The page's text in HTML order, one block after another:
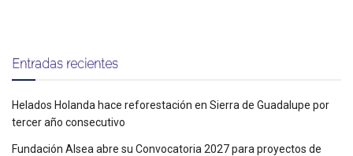
Entradas recientes
Helados Holanda hace reforestación en Sierra de Guadalupe por
tercer año consecutivo
Fundación Alsea abre su Convocatoria 2027 para proyectos de